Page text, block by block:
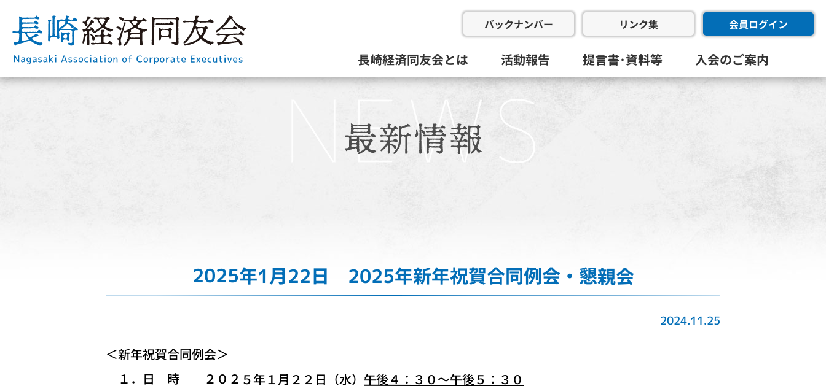
バックナンバー リンク集 会員ログイン
長崎経済同友会とは 活動報告 提言書･資料等 入会のご案内
2025年1月22日 2025年新年祝賀合同例会・懇親会
2024.11.25
＜新年祝賀合同例会＞
１．日 時 ２０２５年１月２２日（水） 午後４：３０～午後５：３０